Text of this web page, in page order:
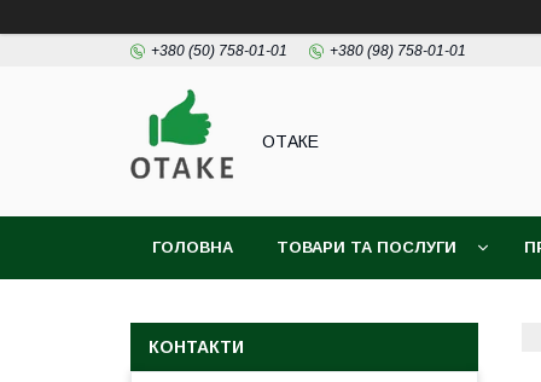
+380 (50) 758-01-01 +380 (98) 758-01-01
ОТАКЕ
ГОЛОВНА ТОВАРИ ТА ПОСЛУГИ
КОНТАКТИ